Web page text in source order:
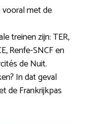
vooral met de
treinen zijn: TER,
Renfe-SNCF en
de Nuit.
In dat geval
de Frankrijkpas